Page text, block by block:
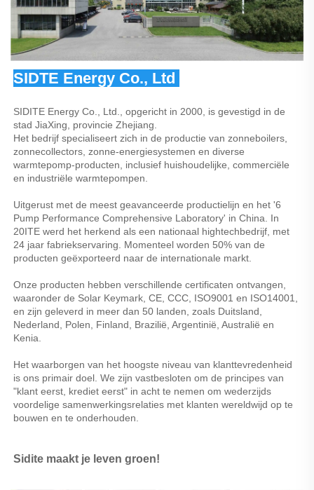
SIDTE Energy Co., Ltd
SIDITE Energy Co., Ltd., opgericht in 2000, is gevestigd in de
stad JiaXing, provincie Zhejiang.
Het bedrijf specialiseert zich in de productie van zonneboilers,
zonnecollectors, zonne-energiesystemen en diverse
warmtepomp-producten, inclusief huishoudelijke, commerciële
en industriële warmtepompen.
Uitgerust met de meest geavanceerde productielijn en het '6
Pump Performance Comprehensive Laboratory' in China. In
20ITE werd het herkend als een nationaal hightechbedrijf, met
24 jaar fabriekservaring. Momenteel worden 50% van de
producten geëxporteerd naar de internationale markt.
Onze producten hebben verschillende certificaten ontvangen,
waaronder de Solar Keymark, CE, CCC, ISO9001 en ISO14001,
en zijn geleverd in meer dan 50 landen, zoals Duitsland,
Nederland, Polen, Finland, Brazilië, Argentinië, Australië en
Kenia.
Het waarborgen van het hoogste niveau van klanttevredenheid
is ons primair doel. We zijn vastbesloten om de principes van
"klant eerst, krediet eerst" in acht te nemen om wederzijds
voordelige samenwerkingsrelaties met klanten wereldwijd op te
bouwen en te onderhouden.
Sidite maakt je leven groen!